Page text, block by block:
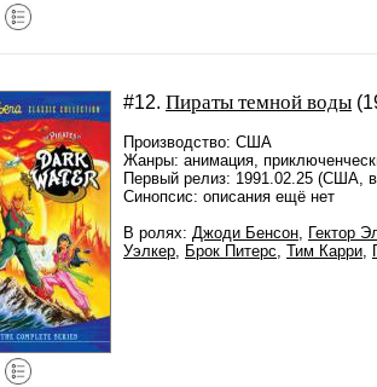
#12. Пираты темной воды
Производство: США
Жанры: анимация,
Первый релиз: 1991.02.25 (США,
Синопсис: описания ещё нет
В ролях: Джоди Бенсон, Гектор
Уэлкер, Брок Питерс, Тим Карри,